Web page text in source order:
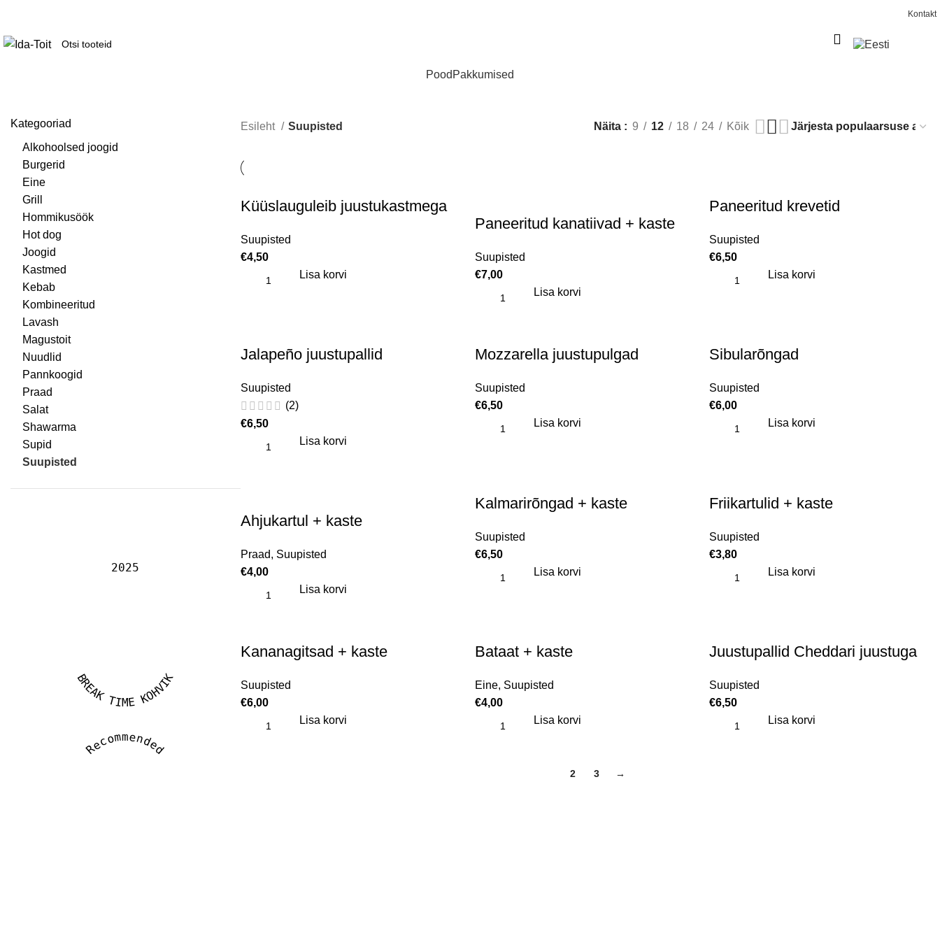
Kontakt
Pood Pakkumised
Kategooriad
Alkohoolsed joogid
Burgerid
Eine
Grill
Hommikusöök
Hot dog
Joogid
Kastmed
Kebab
Kombineeritud
Lavash
Magustoit
Nuudlid
Pannkoogid
Praad
Salat
Shawarma
Supid
Suupisted
2025
BREAK TIME KOHVIK
Recommended
Esileht Suupisted Näita 9 12 18 24 Kõik
Küüslauguleib juustukastmega
Suupisted
€4,50
Lisa korvi
Paneeritud kanatiivad + kaste
Suupisted
€7,00
Lisa korvi
Paneeritud krevetid
Suupisted
€6,50
Lisa korvi
Jalapeño juustupallid
Suupisted
(2)
€6,50
Lisa korvi
Mozzarella juustupulgad
Suupisted
€6,50
Lisa korvi
Sibularõngad
Suupisted
€6,00
Lisa korvi
Ahjukartul + kaste
Praad, Suupisted
€4,00
Lisa korvi
Kalmarirõngad + kaste
Suupisted
€6,50
Lisa korvi
Friikartulid + kaste
Suupisted
€3,80
Lisa korvi
Kananagitsad + kaste
Suupisted
€6,00
Lisa korvi
Bataat + kaste
Eine, Suupisted
€4,00
Lisa korvi
Juustupallid Cheddari juustuga
Suupisted
€6,50
Lisa korvi
2 3 →